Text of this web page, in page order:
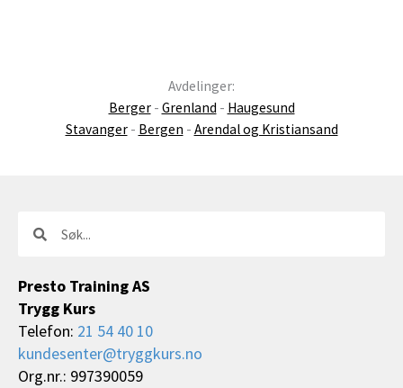
Avdelinger:
Berger- Grenland - Haugesund
Stavanger- Bergen - Arendal og Kristiansand
Presto Training AS
Trygg Kurs
Telefon: 21 54 40 10
kundesenter@tryggkurs.no
Org.nr.: 997390059